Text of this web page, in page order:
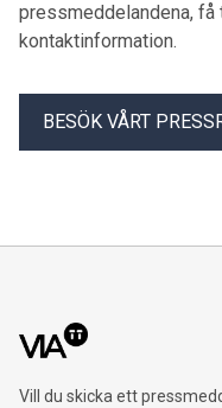
pressmeddelandena,
kontaktinformation.
BESÖK VÅRT
Vill du skicka ett